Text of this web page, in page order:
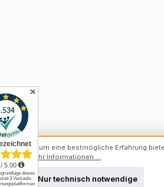
✕
Cookies, um eine bestmögliche Erfahrung
können.Mehr Informationen ...
Nur technisch notwendige